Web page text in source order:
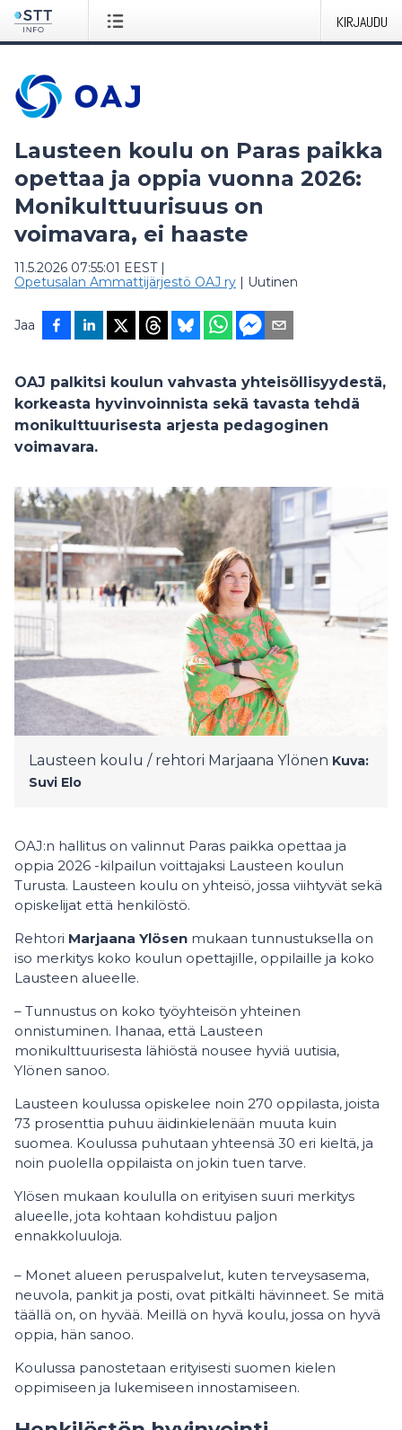
KIRJAUDU
Lausteen koulu on Paras paikka
opettaa ja oppia vuonna 2026:
Monikulttuurisuus on
voimavara, ei haaste
11.5.2026 07:55:01 EEST|
Opetusalan Ammattijärjestö OAJ ry | Uutinen
Jaa
OAJ palkitsi koulun vahvasta yhteisöllisyydestä,
korkeasta hyvinvoinnista sekä tavasta tehdä
monikulttuurisesta arjesta pedagoginen
voimavara.
Lausteen koulu / rehtori Marjaana Ylönen Kuva:
Suvi Elo
OAJ:n hallitus on valinnut Paras paikka opettaa ja
oppia 2026 -kilpailun voittajaksi Lausteen koulun
Turusta. Lausteen koulu on yhteisö, jossa viihtyvät sekä
opiskelijat että henkilöstö.
Rehtori Marjaana Ylösen mukaan tunnustuksella on
iso merkitys koko koulun opettajille, oppilaille ja koko
Lausteen alueelle.
– Tunnustus on koko työyhteisön yhteinen
onnistuminen. Ihanaa, että Lausteen
monikulttuurisesta lähiöstä nousee hyviä uutisia,
Ylönen sanoo.
Lausteen koulussa opiskelee noin 270 oppilasta, joista
73 prosenttia puhuu äidinkielenään muuta kuin
suomea. Koulussa puhutaan yhteensä 30 eri kieltä, ja
noin puolella oppilaista on jokin tuen tarve.
Ylösen mukaan koululla on erityisen suuri merkitys
alueelle, jota kohtaan kohdistuu paljon
ennakkoluuloja.
– Monet alueen peruspalvelut, kuten terveysasema,
neuvola, pankit ja posti, ovat pitkälti hävinneet. Se mitä
täällä on, on hyvää. Meillä on hyvä koulu, jossa on hyvä
oppia, hän sanoo.
Koulussa panostetaan erityisesti suomen kielen
oppimiseen ja lukemiseen innostamiseen.